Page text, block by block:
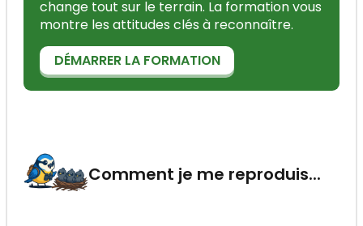
change tout sur le terrain. La formation vous
montre les attitudes clés à reconnaître.
DÉMARRER LA FORMATION
Comment je me reproduis...